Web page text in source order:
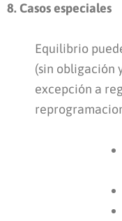
8. Casos especiales
Equilibrio
(sin obligación
excepción a